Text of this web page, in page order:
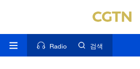
Radio 검색